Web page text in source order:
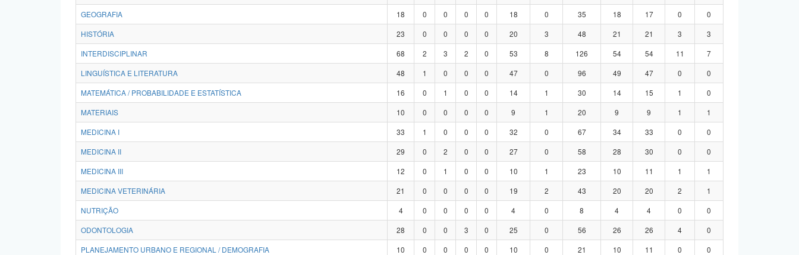
GEOGRAFIA
18 0 0 0 0 18 0 35 18 17 0
0
HISTÓRIA
23 0 0 0 0 20 3 48 21 21 3
3
INTERDISCIPLINAR
68 2 3 2 0 53 8 126 54 54 11
7
LINGUÍSTICA E LITERATURA
48 1 0 0 0 47 0 96 49 47 0
0
MATEMÁTICA / PROBABILIDADE E ESTATÍSTICA
16 0 1 0 0 14 1 30 14 15 1
0
MATERIAIS
10 0 0 0 0 9 1 20 9 9 1
1
MEDICINA I
33 1 0 0 0 32 0 67 34 33 0
0
MEDICINA II
29 0 2 0 0 27 0 58 28 30 0
0
MEDICINA III
12 0 1 0 0 10 1 23 10 11 1
1
MEDICINA VETERINÁRIA
21 0 0 0 0 19 2 43 20 20 2
1
NUTRIÇÃO
4 0 0 0 0 4 0 8 4 4 0
0
ODONTOLOGIA
28 0 0 3 0 25 0 56 26 26 4
0
PLANEJAMENTO URBANO E REGIONAL / DEMOGRAFIA
10 0 0 0 0 10 0 21 10 11 0
0